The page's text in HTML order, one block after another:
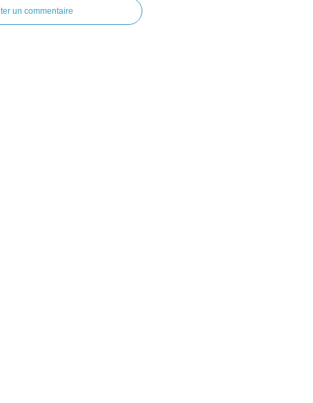
un commentaire